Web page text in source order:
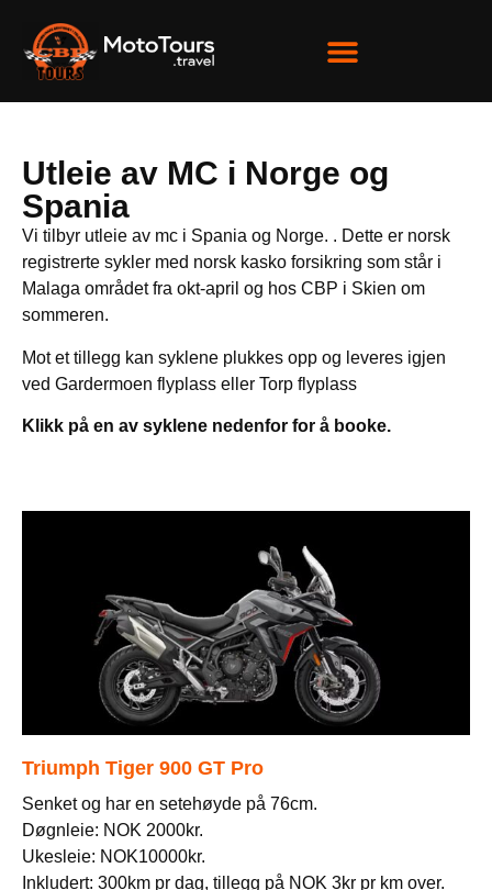
Utleie av MC i Norge og
Spania
Vi tilbyr utleie av mc i Spania og Norge. . Dette er norsk
registrerte sykler med norsk kasko forsikring som står i
Malaga området fra okt-april og hos CBP i Skien om
sommeren.
Mot et tillegg kan syklene plukkes opp og leveres igjen
ved Gardermoen flyplass eller Torp flyplass
Klikk på en av syklene nedenfor for å booke.
Triumph Tiger 900 GT Pro
Senket og har en setehøyde på 76cm.
Døgnleie: NOK 2000kr.
Ukesleie: NOK10000kr.
Inkludert: 300km pr dag, tillegg på NOK 3kr pr km over.